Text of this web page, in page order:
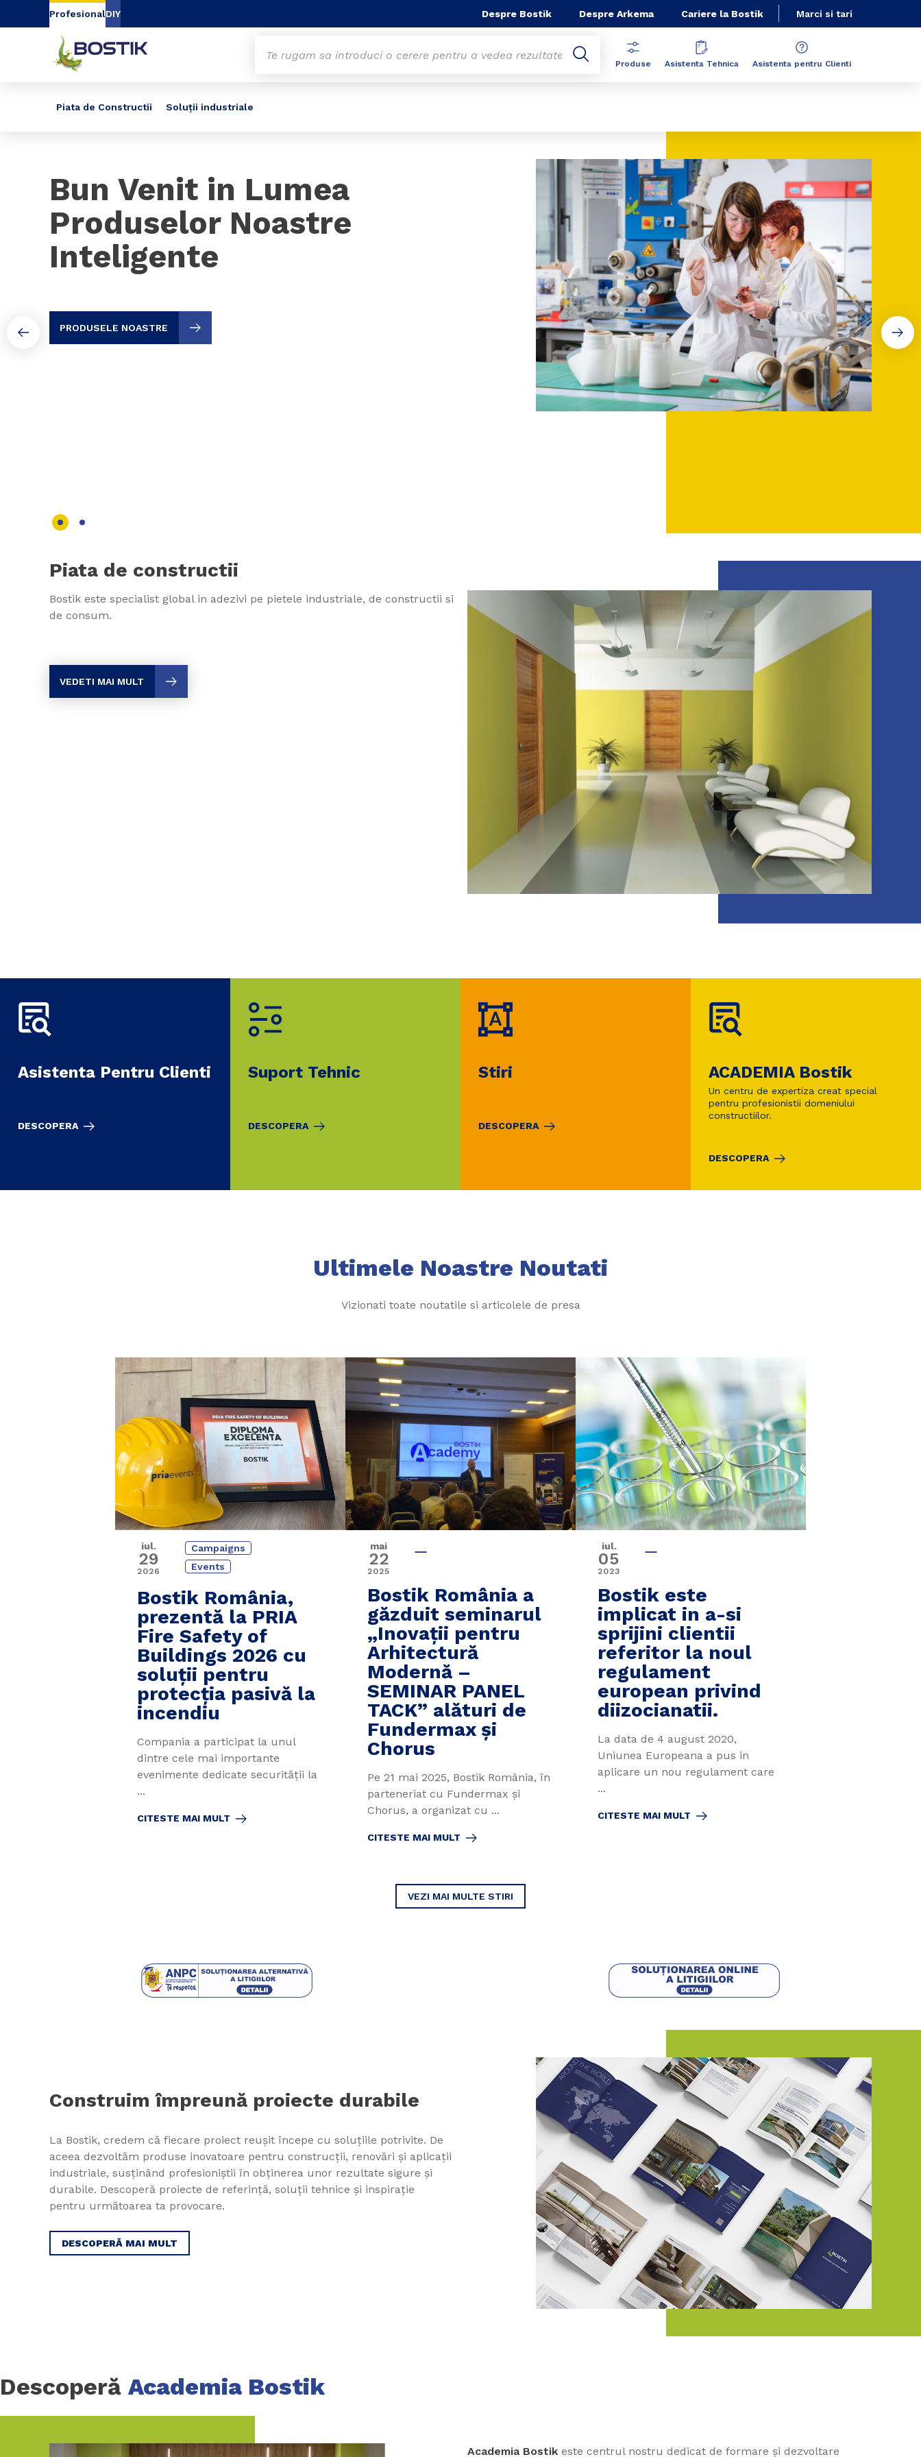
Go to content Go to navigation
ProfesionalDIY Despre Bostik Despre Arkema Cariere la Bostik Marci si tari
Piata de Constructii Soluții industriale
Produse Asistenta Tehnica Asistenta pentru Clienti
Bun Venit in Lumea
Produselor Noastre
Inteligente
PRODUSELE NOASTRE
Piata de constructii
Bostik este specialist global in adezivi pe pietele industriale, de constructii si
de consum.
VEDETI MAI MULT
Asistenta Pentru Clienti
DESCOPERA
Suport Tehnic
DESCOPERA
Stiri
DESCOPERA
ACADEMIA Bostik
Un centru de expertiza creat special
pentru profesionistii domeniului
constructiilor.
DESCOPERA
Ultimele Noastre Noutati
Vizionati toate noutatile si articolele de presa
iul.
29
2026
Campaigns
Events
Bostik România,
prezentă la PRIA
Fire Safety of
Buildings 2026 cu
soluții pentru
protecția pasivă la
incendiu
Compania a participat la unul
dintre cele mai importante
evenimente dedicate securității la
...
CITESTE MAI MULT
mai
22
2025
Bostik România a
găzduit seminarul
„Inovații pentru
Arhitectură
Modernă –
SEMINAR PANEL
TACK” alături de
Fundermax și
Chorus
Pe 21 mai 2025, Bostik România, în
parteneriat cu Fundermax și
Chorus, a organizat cu ...
CITESTE MAI MULT
iul.
05
2023
Bostik este
implicat in a-si
sprijini clientii
referitor la noul
regulament
european privind
diizocianatii.
La data de 4 august 2020,
Uniunea Europeana a pus in
aplicare un nou regulament care
...
CITESTE MAI MULT
VEZI MAI MULTE STIRI
Construim împreună proiecte durabile
La Bostik, credem că fiecare proiect reușit începe cu soluțiile potrivite. De
aceea dezvoltăm produse inovatoare pentru construcții, renovări și aplicații
industriale, susținând profesioniștii în obținerea unor rezultate sigure și
durabile. Descoperă proiecte de referință, soluții tehnice și inspirație
pentru următoarea ta provocare.
DESCOPERĂ MAI MULT
Descoperă Academia Bostik
Academia Bostik este centrul nostru dedicat de formare și dezvoltare